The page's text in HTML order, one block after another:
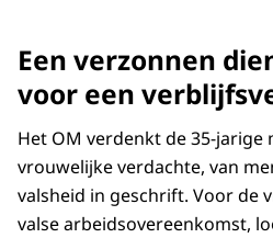
Een verzonnen
voor een
Het OM verdenkt de 35-jarige
vrouwelijke verdachte, van
valsheid in geschrift. Voor de
valse arbeidsovereenkomst,